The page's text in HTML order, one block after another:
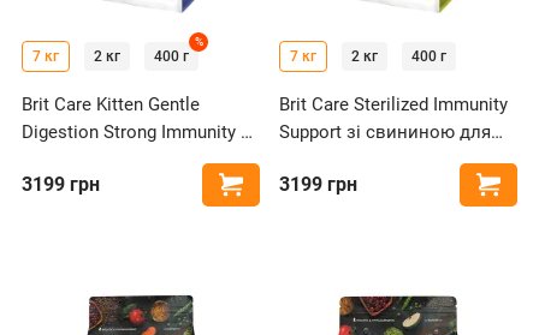
7 кг 2 кг 400 г
%
Brit Care Kitten Gentle
Digestion Strong Immunity з
лососем для міцного
імунітету кошенят
3199 грн Купити
7 кг 2 кг 400 г
Brit Care Sterilized Immunity
Support зі свининою для
стерилізованих котів
3199 грн